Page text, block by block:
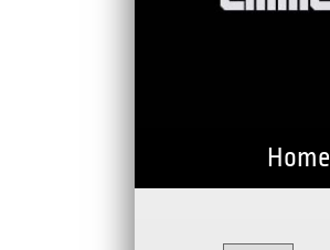
Home